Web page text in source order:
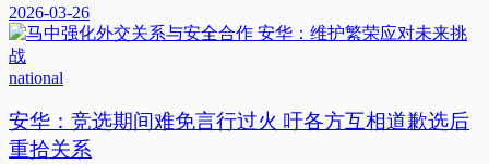
2026-03-26
national
安华：竞选期间难免言行过火 吁各方互相道歉选后
重拾关系